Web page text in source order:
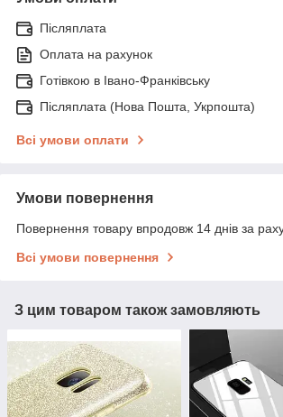
Післяплата
Оплата на рахунок
Готівкою в Івано-Франківську
Післяплата (Нова Пошта, Укрпошта)
Всі умови оплати
Умови повернення
Повернення товару впродовж 14 днів за
Всі умови повернення
З цим товаром також замовляють